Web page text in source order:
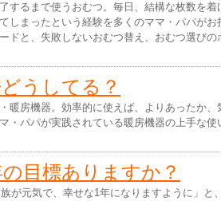
するまで使うおむつ。毎日、結構な枚数を
しまったという経験を多くのママ・パパが
ドと、失敗しないおむつ替え、おむつ選び
うしてる？
暖房機器。効率的に使えば、よりあったか
・パパが実践されている暖房機器の上手な
目標ありますか？
が元気で、幸せな1年になりますように」と